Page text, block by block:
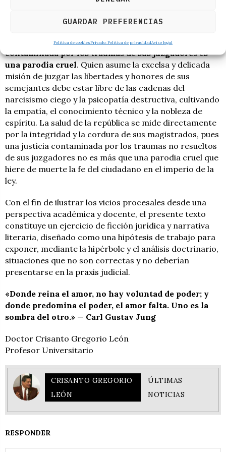
GUARDAR PREFERENCIAS
Política de cookiesPrivado: Política de privacidadAviso legal
sin salud mental y sin control ético se convierte
degradación institucional, pues una justicia
contaminada por los traumas de sus juzgadores es
una parodia cruel. Quien asume la excelsa y delicada
misión de juzgar las libertades y honores de sus
semejantes debe estar libre de las cadenas del
narcisismo ciego y la psicopatía destructiva, cultivando
la empatía, el conocimiento técnico y la nobleza de
espíritu. La salud de la república se mide directamente
por la integridad y la cordura de sus magistrados, pues
una justicia contaminada por los traumas no resueltos
de sus juzgadores no es más que una parodia cruel que
hiere de muerte la fe del ciudadano en el imperio de la
ley.
Con el fin de ilustrar los vicios procesales desde una
perspectiva académica y docente, el presente texto
constituye un ejercicio de ficción jurídica y narrativa
literaria, diseñado como una hipótesis de trabajo para
exponer, mediante la hipérbole y el análisis doctrinario,
situaciones que no son correctas y no deberían
presentarse en la praxis judicial.
«Donde reina el amor, no hay voluntad de poder; y
donde predomina el poder, el amor falta. Uno es la
sombra del otro.» — Carl Gustav Jung
Doctor Crisanto Gregorio León
Profesor Universitario
CRISANTO GREGORIO
LEÓN
ÚLTIMAS
NOTICIAS
RESPONDER